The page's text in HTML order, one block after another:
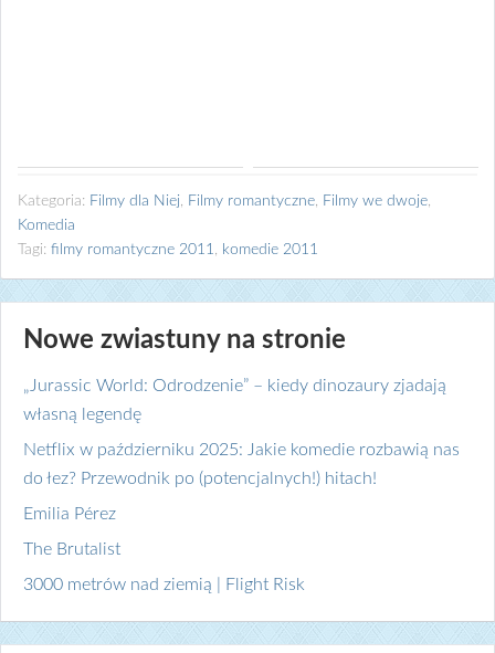
Kategoria: Filmy dla Niej, Filmy romantyczne, Filmy we dwoje,
Komedia
Tagi: filmy romantyczne 2011, komedie 2011
Nowe zwiastuny na stronie
„Jurassic World: Odrodzenie” – kiedy dinozaury zjadają
własną legendę
Netflix w październiku 2025: Jakie komedie rozbawią nas
do łez? Przewodnik po (potencjalnych!) hitach!
Emilia Pérez
The Brutalist
3000 metrów nad ziemią | Flight Risk